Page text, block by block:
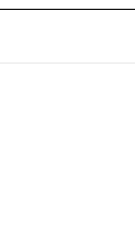
니다.